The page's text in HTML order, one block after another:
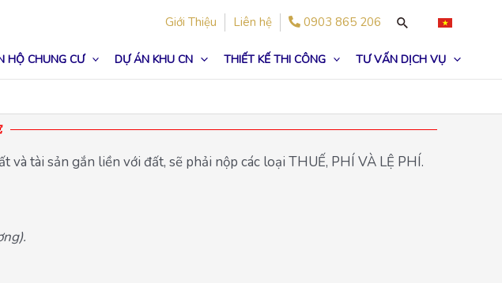
Giới Thiệu Liên hệ 0903 865 206
HỘ CHUNG CƯ DỰ ÁN KHU CN THIẾT KẾ THI CÔNG TƯ VẤN DỊCH VỤ
tài sản gắn liền với đất, sẽ phải nộp các loại THUẾ, PHÍ VÀ LỆ PHÍ.